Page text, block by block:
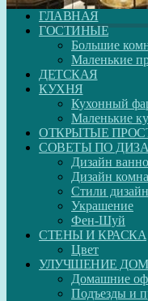
ГЛАВНАЯ
ГОСТИНЫЕ
Большие
Маленькие
ДЕТСКАЯ
КУХНЯ
Кухонный
Маленькие
ОТКРЫТЫЕ
СОВЕТЫ ПО
Дизайн
Дизайн
Стили
Украшение
Фен-Шуй
СТЕНЫ И КРАСКА
Цвет
УЛУЧШЕНИЕ
Домашние
Подъезды и